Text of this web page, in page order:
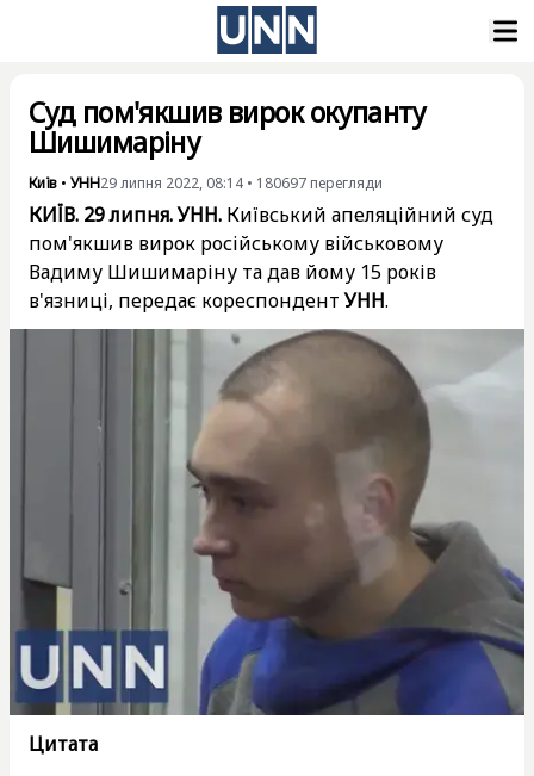
Суд пом'якшив вирок окупанту
Шишимаріну
Київ • УНН29 липня 2022, 08:14 • 180697 перегляди
КИЇВ. 29 липня. УНН. Київський апеляційний суд
пом'якшив вирок російському військовому
Вадиму Шишимаріну та дав йому 15 років
в'язниці, передає кореспондентУНН.
Цитата